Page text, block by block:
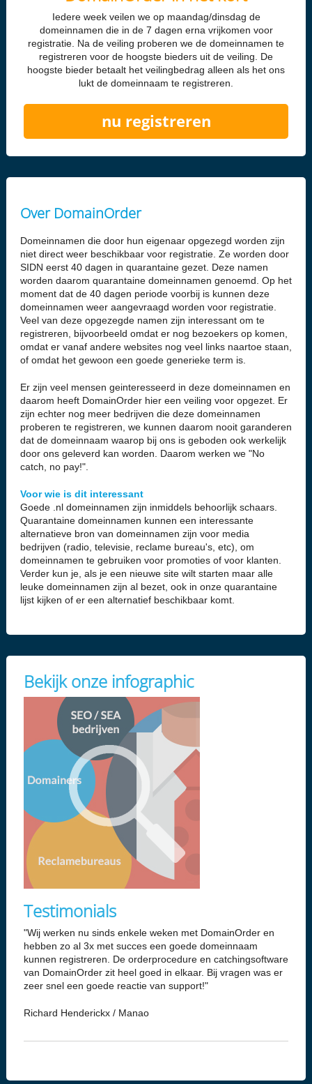
Iedere week veilen we op maandag/dinsdag de
domeinnamen die in de 7 dagen erna vrijkomen voor
registratie. Na de veiling proberen we de domeinnamen te
registreren voor de hoogste bieders uit de veiling. De
hoogste bieder betaalt het veilingbedrag alleen als het ons
lukt de domeinnaam te registreren.
nu registreren
Over DomainOrder
Domeinnamen die door hun eigenaar opgezegd worden zijn
niet direct weer beschikbaar voor registratie. Ze worden door
SIDN eerst 40 dagen in quarantaine gezet. Deze namen
worden daarom quarantaine domeinnamen genoemd. Op het
moment dat de 40 dagen periode voorbij is kunnen deze
domeinnamen weer aangevraagd worden voor registratie.
Veel van deze opgezegde namen zijn interessant om te
registreren, bijvoorbeeld omdat er nog bezoekers op komen,
omdat er vanaf andere websites nog veel links naartoe staan,
of omdat het gewoon een goede generieke term is.
Er zijn veel mensen geinteresseerd in deze domeinnamen en
daarom heeft DomainOrder hier een veiling voor opgezet. Er
zijn echter nog meer bedrijven die deze domeinnamen
proberen te registreren, we kunnen daarom nooit garanderen
dat de domeinnaam waarop bij ons is geboden ook werkelijk
door ons geleverd kan worden. Daarom werken we "No
catch, no pay!".
Voor wie is dit interessant
Goede .nl domeinnamen zijn inmiddels behoorlijk schaars.
Quarantaine domeinnamen kunnen een interessante
alternatieve bron van domeinnamen zijn voor media
bedrijven (radio, televisie, reclame bureau's, etc), om
domeinnamen te gebruiken voor promoties of voor klanten.
Verder kun je, als je een nieuwe site wilt starten maar alle
leuke domeinnamen zijn al bezet, ook in onze quarantaine
lijst kijken of er een alternatief beschikbaar komt.
Bekijk onze infographic
Testimonials
"Wij werken nu sinds enkele weken met DomainOrder en
hebben zo al 3x met succes een goede domeinnaam
kunnen registreren. De orderprocedure en catchingsoftware
van DomainOrder zit heel goed in elkaar. Bij vragen was er
zeer snel een goede reactie van support!"
Richard Henderickx / Manao